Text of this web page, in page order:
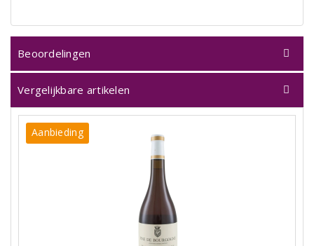
Beoordelingen
Vergelijkbare artikelen
Aanbieding